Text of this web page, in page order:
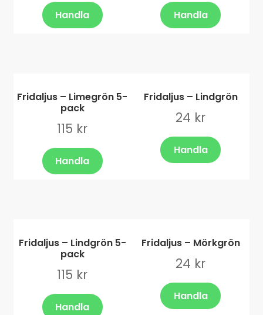
Handla Handla
Fridaljus – Limegrön 5-
pack
115 kr
Handla
Fridaljus – Lindgrön
24 kr
Handla
Fridaljus – Lindgrön 5-
pack
115 kr
Handla
Fridaljus – Mörkgrön
24 kr
Handla